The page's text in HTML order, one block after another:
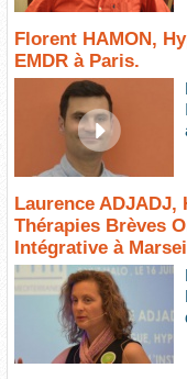
Florent HAMON,
EMDR à Paris.
Laurence ADJADJ,
Thérapies Brèves
Intégrative à